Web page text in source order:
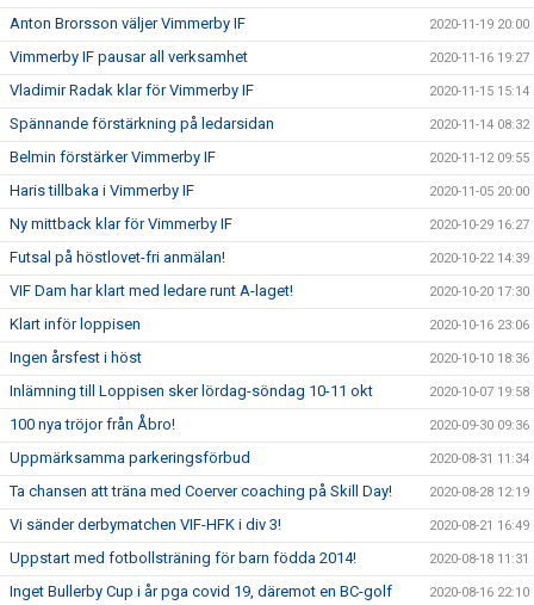
Anton Brorsson väljer Vimmerby IF 2020-11-19 20:00
Vimmerby IF pausar all verksamhet 2020-11-16 19:27
Vladimir Radak klar för Vimmerby IF 2020-11-15 15:14
Spännande förstärkning på ledarsidan 2020-11-14 08:32
Belmin förstärker Vimmerby IF 2020-11-12 09:55
Haris tillbaka i Vimmerby IF 2020-11-05 20:00
Ny mittback klar för Vimmerby IF 2020-10-29 16:27
Futsal på höstlovet-fri anmälan! 2020-10-22 14:39
VIF Dam har klart med ledare runt A-laget! 2020-10-20 17:30
Klart inför loppisen 2020-10-16 23:06
Ingen årsfest i höst 2020-10-10 18:36
Inlämning till Loppisen sker lördag-söndag 10-11 okt 2020-10-07 19:58
100 nya tröjor från Åbro! 2020-09-30 09:36
Uppmärksamma parkeringsförbud 2020-08-31 11:34
Ta chansen att träna med Coerver coaching på Skill Day! 2020-08-28 12:19
Vi sänder derbymatchen VIF-HFK i div 3! 2020-08-21 16:49
Uppstart med fotbollsträning för barn födda 2014! 2020-08-18 11:31
Inget Bullerby Cup i år pga covid 19, däremot en BC-golf 2020-08-16 22:10